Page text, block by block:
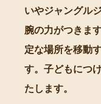
いやジャングル
腕の力がつきま
定な場所を移動
す。子どもにつ
たします。